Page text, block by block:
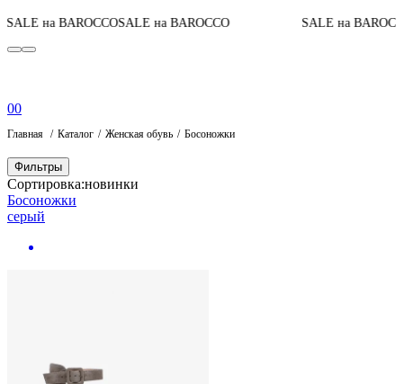
на BAROCCOSALE на BAROCCO SALE на
00
Главная Каталог Женская обувь Босоножки
Фильтры
Сортировка:новинки
Босоножки
серый